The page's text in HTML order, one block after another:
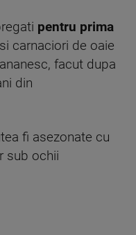
pentru prima
carnaciori de oaie
facut dupa
din
fi asezonate cu
sub ochii